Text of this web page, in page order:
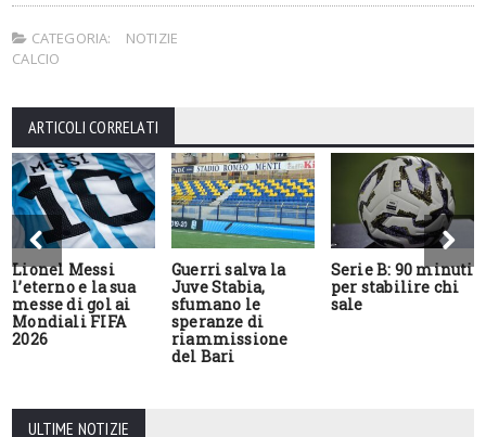
CATEGORIA:
NOTIZIE
CALCIO
ARTICOLI CORRELATI
Lionel Messi
l’eterno e la sua
messe di gol ai
Mondiali FIFA
2026
Guerri salva la
Juve Stabia,
sfumano le
speranze di
riammissione
del Bari
Serie B: 90 minuti
per stabilire chi
sale
ULTIME NOTIZIE